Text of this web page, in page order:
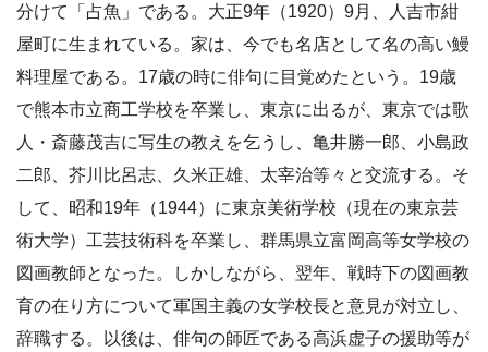
分けて「占魚」である。大正9年（1920）9月、人吉市紺
屋町に生まれている。家は、今でも名店として名の高い鰻
料理屋である。17歳の時に俳句に目覚めたという。19歳
で熊本市立商工学校を卒業し、東京に出るが、東京では歌
人・斎藤茂吉に写生の教えを乞うし、亀井勝一郎、小島政
二郎、芥川比呂志、久米正雄、太宰治等々と交流する。そ
して、昭和19年（1944）に東京美術学校（現在の東京芸
術大学）工芸技術科を卒業し、群馬県立富岡高等女学校の
図画教師となった。しかしながら、翌年、戦時下の図画教
育の在り方について軍国主義の女学校長と意見が対立し、
辞職する。以後は、俳句の師匠である高浜虚子の援助等が